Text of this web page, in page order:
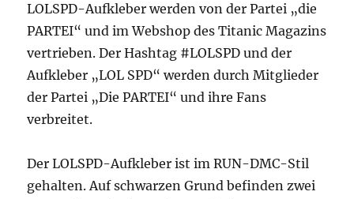
LOLSPD-Aufkleber werden von der Partei „die
PARTEI“ und im Webshop des Titanic Magazins
vertrieben. Der Hashtag #LOLSPD und der
Aufkleber „LOL SPD“ werden durch Mitglieder
der Partei „Die PARTEI“ und ihre Fans
verbreitet.
Der LOLSPD-Aufkleber ist im RUN-DMC-Stil
gehalten. Auf schwarzen Grund befinden zwei